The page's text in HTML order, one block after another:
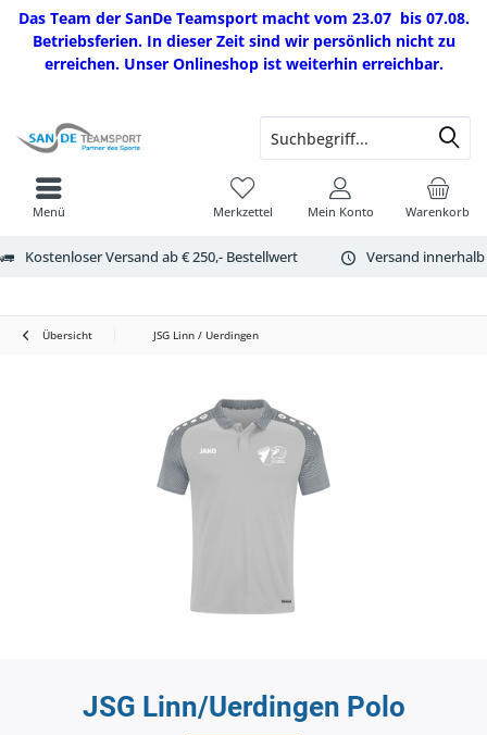
Das Team der SanDe Teamsport macht vom 23.07 bis 07.08.
Betriebsferien. In dieser Zeit sind wir persönlich nicht zu
erreichen. Unser Onlineshop ist weiterhin erreichbar.
Kostenloser Versand ab € 250,- Bestellwert Versand
Warenkorb
Merkzettel Mein Konto
Menü
Übersicht JSG Linn / Uerdingen
JSG Linn/Uerdingen Polo